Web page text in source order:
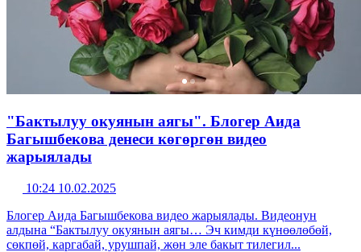
"Бактылуу окуянын аягы". Блогер Аида
Багышбекова денеси көгөргөн видео
жарыялады
10:24 10.02.2025
Блогер Аида Багышбекова видео жарыялады. Видеонун
алдына “Бактылуу окуянын аягы… Эч кимди күнөөлөбөй,
сөкпөй, каргабай, урушпай, жөн эле бакыт тилегил...